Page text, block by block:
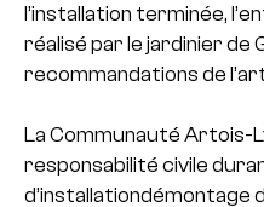
l’installation terminée,
réalisé par le jardinier de
recommandations de
La Communauté Artois-
responsabilité civile
d’installationdémontage